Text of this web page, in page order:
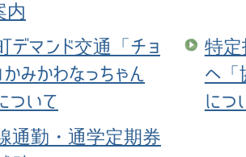
内
デマンド交通「チョ
みかわなっちゃん
ついて
特定
へ「
につ
通勤・通学定期券